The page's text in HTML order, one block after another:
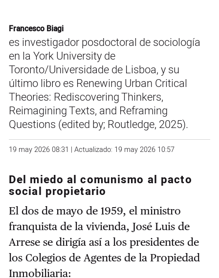
Francesco Biagi
es investigador posdoctoral de sociología
en la York University de
Toronto/Universidade de Lisboa, y su
último libro es Renewing Urban Critical
Theories: Rediscovering Thinkers,
Reimagining Texts, and Reframing
Questions (edited by; Routledge, 2025).
19 may 2026 08:31 | Actualizado: 19 may 2026 10:57
Del miedo al comunismo al pacto
social propietario
El dos de mayo de 1959, el ministro
franquista de la vivienda, José Luis de
Arrese se dirigía así a los presidentes de
los Colegios de Agentes de la Propiedad
Inmobiliaria: